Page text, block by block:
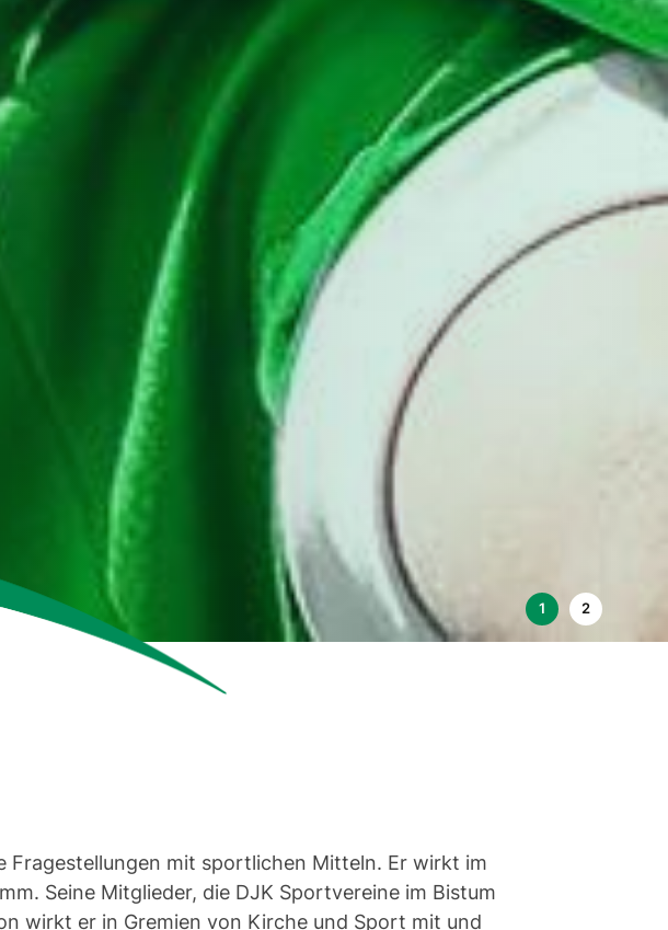
Fragestellungen mit sportlichen Mitteln. Er wirkt im
Seine Mitglieder, die DJK Sportvereine im Bistum
wirkt er in Gremien von Kirche und Sport mit und